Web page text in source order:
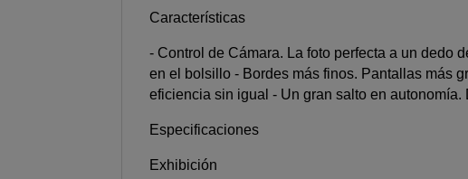
Características
- Control de Cámara. La foto perfecta a un dedo
en el bolsillo - Bordes más finos. Pantallas más
eficiencia sin igual - Un gran salto en
Especificaciones
Exhibición